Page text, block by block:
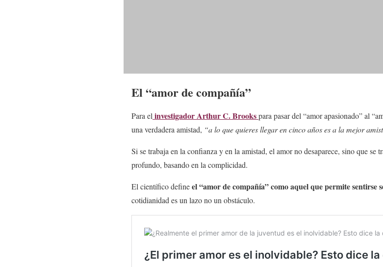
El “amor de compañía”
Para el investigador Arthur C. Brookspara pasar del “amor apasionado” al
una verdadera amistad, “a lo que quieres llegar en cinco años es a la mejor
Si se trabaja en la confianza y en la amistad, el amor no desaparece, sino que se
profundo, basando en la complicidad.
El científico defineel “amor de compañía” como aquel que permite sentirse
cotidianidad es un lazo no un obstáculo.